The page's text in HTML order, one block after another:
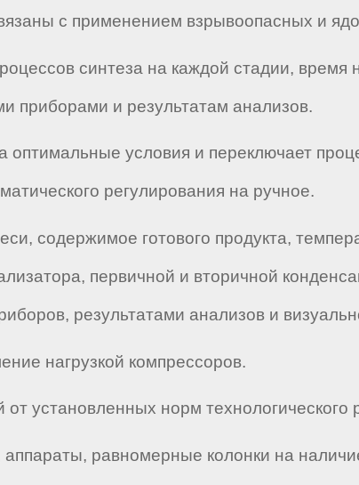
с применением взрывоопасных и
синтеза на каждой стадии, время
приборами и результатам анализов.
оптимальные условия и переключает
регулирования на ручное.
содержимое готового продукта,
первичной и вторичной
результатами анализов и
нагрузкой компрессоров.
установленных норм технологического
равномерные колонки на